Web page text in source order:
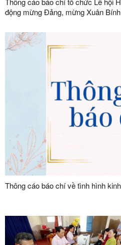
động mừng Đảng, mừng Xuân
Thông cáo báo chí về tình hình